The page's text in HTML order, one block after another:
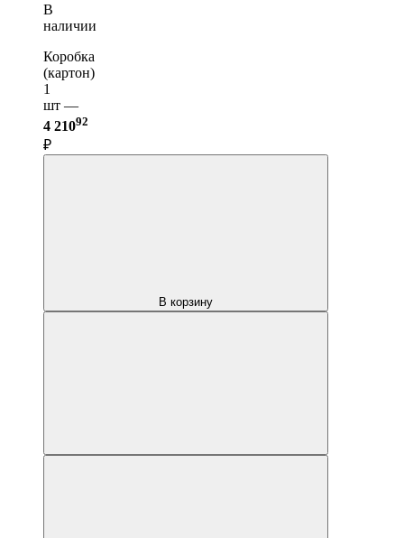
В
наличии
Коробка
(картон)
1
шт —
4 21092
₽
В корзину